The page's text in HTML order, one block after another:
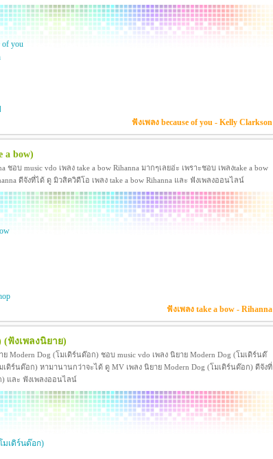
of you
ฟังเพลง because of you - Kelly Clarkson
a bow)
ชอบ music vdo เพลง take a bow Rihanna มากๆเลยอ่ะ เพราะชอบ เพลงtake a bow
ดีจังที่ได้ ดู มิวสิควิดีโอ เพลง take a bow Rihanna และ ฟังเพลงออนไลน์
ฟังเพลง take a bow - Rihanna
(ฟังเพลงนิยาย)
Modern Dog (โมเดิร์นด๊อก) ชอบ music vdo เพลง นิยาย Modern Dog (โมเดิร์นด๊
เดิร์นด๊อก) หามานานกว่าจะได้ ดู MV เพลง นิยาย Modern Dog (โมเดิร์นด๊อก) ดีจังที่
) และ ฟังเพลงออนไลน์
มเดิร์นด๊อก)